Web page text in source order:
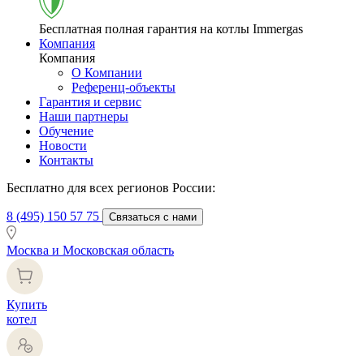
Бесплатная полная гарантия на котлы Immergas
Компания
Компания
О Компании
Референц-объекты
Гарантия и сервис
Наши партнеры
Обучение
Новости
Контакты
Бесплатно для всех регионов России:
8 (495) 150 57 75 Связаться с нами
Москва и Московская область
Купить
котел